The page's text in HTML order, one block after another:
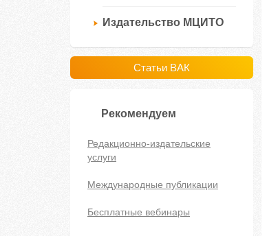
Издательство МЦИТО
Статьи ВАК
Рекомендуем
Редакционно-издательские
услуги
Международные публикации
Бесплатные вебинары